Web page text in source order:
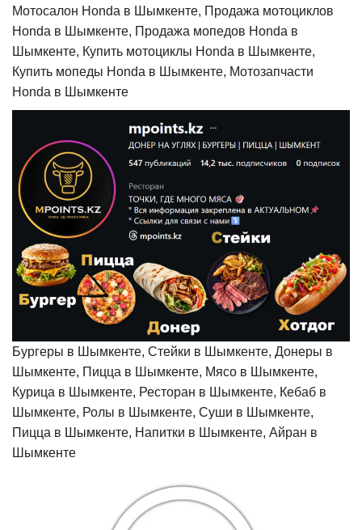
Мотосалон Honda в Шымкенте, Продажа мотоциклов
Honda в Шымкенте, Продажа мопедов Honda в
Шымкенте, Купить мотоциклы Honda в Шымкенте,
Купить мопеды Honda в Шымкенте, Мотозапчасти
Honda в Шымкенте
Бургеры в Шымкенте, Стейки в Шымкенте, Донеры в
Шымкенте, Пицца в Шымкенте, Мясо в Шымкенте,
Курица в Шымкенте, Ресторан в Шымкенте, Кебаб в
Шымкенте, Ролы в Шымкенте, Суши в Шымкенте,
Пицца в Шымкенте, Напитки в Шымкенте, Айран в
Шымкенте